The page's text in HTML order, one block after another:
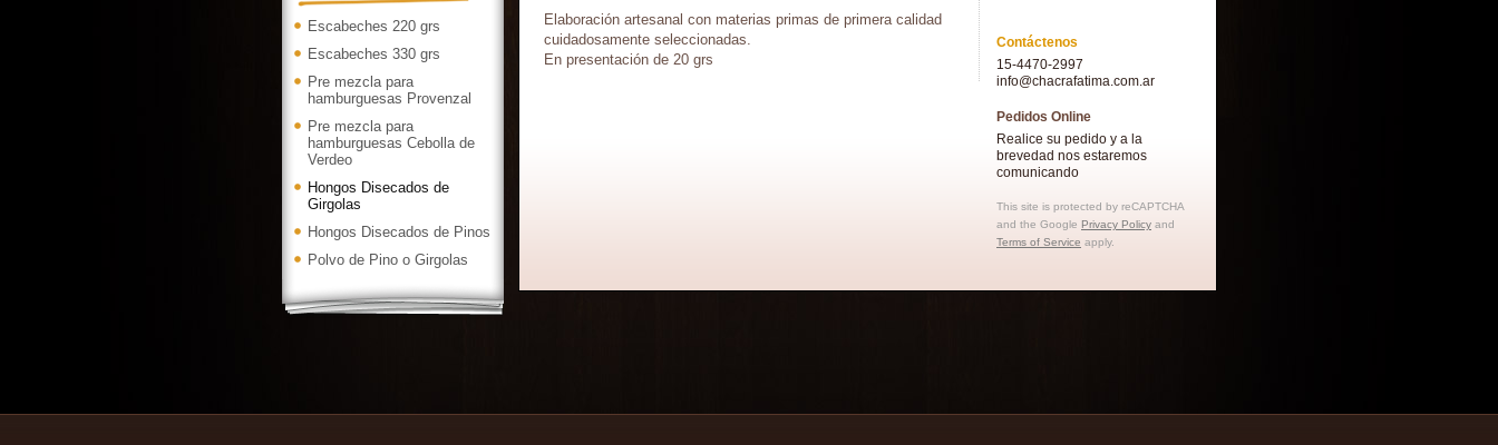
Escabeches 220 grs
Escabeches 330 grs
Pre mezcla para
hamburguesas Provenzal
Pre mezcla para
hamburguesas Cebolla de
Verdeo
Hongos Disecados de
Girgolas
Hongos Disecados de Pinos
Polvo de Pino o Girgolas
Elaboración artesanal con materias primas de primera calidad
cuidadosamente seleccionadas.
En presentación de 20 grs
Contáctenos
15-4470-2997
info@chacrafatima.com.ar
Pedidos Online
Realice su pedido y a la
brevedad nos estaremos
comunicando
This site is protected by reCAPTCHA
and the Google Privacy Policy and
Terms of Service apply.